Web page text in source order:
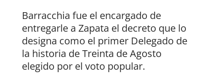
Barracchia fue el encargado de
entregarle a Zapata el decreto que lo
designa como el primer Delegado de
la historia de Treinta de Agosto
elegido por el voto popular.